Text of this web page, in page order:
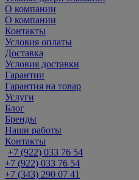
О компании
О компании
Контакты
Условия оплаты
Доставка
Условия доставки
Гарантии
Гарантия на товар
Услуги
Блог
Бренды
Наши работы
Контакты
+7 (922) 033 76 54
+7 (922) 033 76 54
+7 (343) 290 07 41